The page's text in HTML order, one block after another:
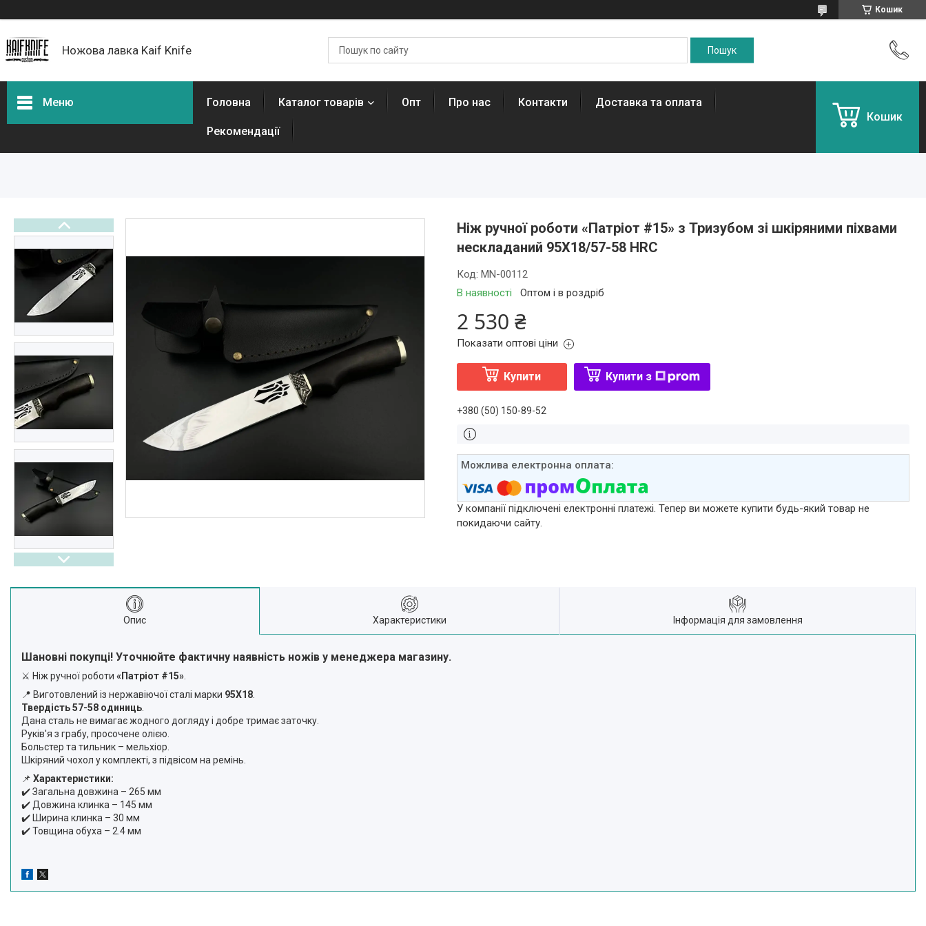
Кошик
Ножова лавка Kaif Knife
Меню Головна Каталог товарів Опт Про нас Контакти Доставка та оплата
Рекомендації
Кошик
Ніж ручної роботи «Патріот #15» з Тризубом зі шкіряними піхвами
нескладаний 95Х18/57-58 HRC
В наявності Оптом і в роздріб
Код: MN-00112
2 530 ₴
Показати оптові ціни
Купити Купити з
+380 (50) 150-89-52
У компанії підключені електронні платежі. Тепер ви можете купити будь-який товар не
покидаючи сайту.
Опис Характеристики Інформація для замовлення
Шановні покупці! Уточнюйте фактичну наявність ножів у менеджера магазину.
⚔️ Ніж ручної роботи «Патріот #15»
📍 Виготовлений із нержавіючої сталі марки 95Х18
Твердість 57-58 одиниць
Дана сталь не вимагає жодного догляду і добре тримає заточку.
Руків'я з грабу, просочене олією.
Больстер та тильник – мельхіор.
Шкіряний чохол у комплекті, з підвісом на ремінь.
📌 Характеристики:
✔️ Загальна довжина – 265 мм
✔️ Довжина клинка – 145 мм
✔️ Ширина клинка – 30 мм
✔️ Товщина обуха – 2.4 мм